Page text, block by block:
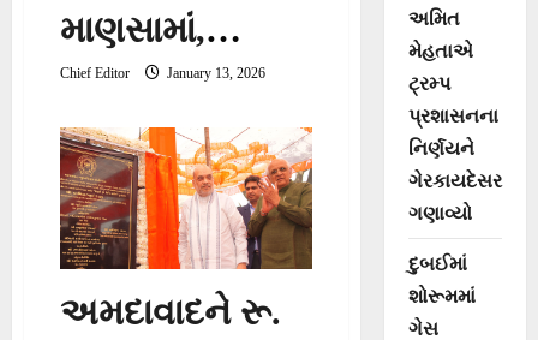
માણસામાં,
રૂપિયા 267
કરોડના
વિકાસકાર્યોની
ભેટ આપી
Chief Editor January 13, 2026
અમદાવાદને રૂ.
અમિત
મેહતાએ
ટ્રમ્પ
પ્રશાસનના
નિર્ણયને
ગેરકાયદેસર
ગણાવ્યો
દુબઈમાં
શોરૂમમાં
ગેસ